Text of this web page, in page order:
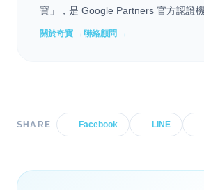
寶」，是 Google Partners 官方認證機
關於奇寶 →聯絡顧問 →
SHARE Facebook LINE